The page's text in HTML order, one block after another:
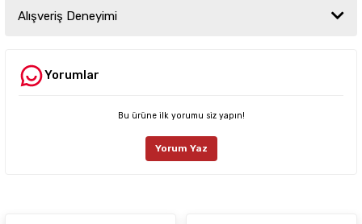
yetersiz gördüğünüz noktaları öneri formunu kullanarak tarafımıza
iletebilirsiniz.
Ürün resmi kalitesiz, bozuk veya görüntülenemiyor.
Ürün fiyatı diğer sitelerden daha pahalı.
Alışveriş Deneyimi
Deneyimini Paylaş
Yorumlar
Bu ürüne ilk yorumu siz yapın!
Yorum Yaz